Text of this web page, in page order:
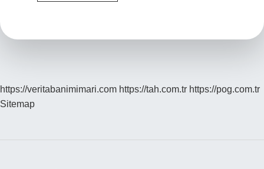
https://veritabanimimari.com https://tah.com.tr https://pog.com.tr
Sitemap